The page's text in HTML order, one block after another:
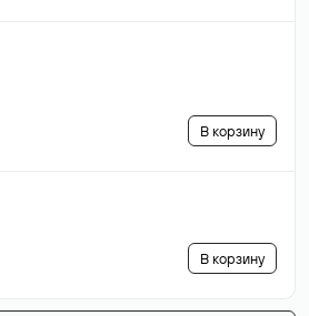
В корзину
В корзину